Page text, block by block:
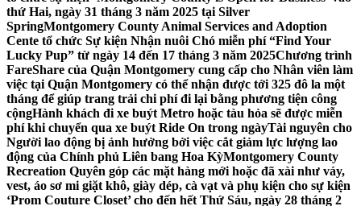
thứ Hai, ngày 31 tháng 3 năm 2025 tại Silver
SpringMontgomery County Animal Services and Adoption
Cente tổ chức Sự kiện Nhận nuôi Chó miễn phí “Find Your
Lucky Pup” từ ngày 14 đến 17 tháng 3 năm 2025Chương trình
FareShare của Quận Montgomery cung cấp cho Nhân viên làm
việc tại Quận Montgomery có thể nhận được tới 325 đô la một
tháng để giúp trang trải chi phí đi lại bằng phương tiện công
cộngHành khách đi xe buýt Metro hoặc tàu hỏa sẽ được miễn
phí khi chuyển qua xe buýt Ride On trong ngàyTài nguyên cho
Người lao động bị ảnh hưởng bởi việc cắt giảm lực lượng lao
động của Chính phủ Liên bang Hoa KỳMontgomery County
Recreation Quyên góp các mặt hàng mới hoặc đã xài như váy,
vest, áo sơ mi giặt khô, giày dép, cà vạt và phụ kiện cho sự kiện
‘Prom Couture Closet’ cho đến hết Thứ Sáu, ngày 28 tháng 2